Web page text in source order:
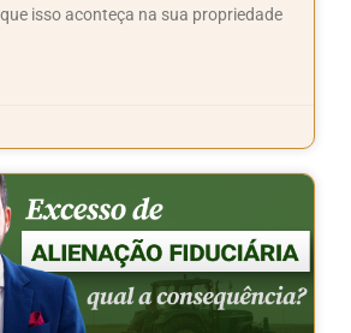
isso aconteça na sua propriedade